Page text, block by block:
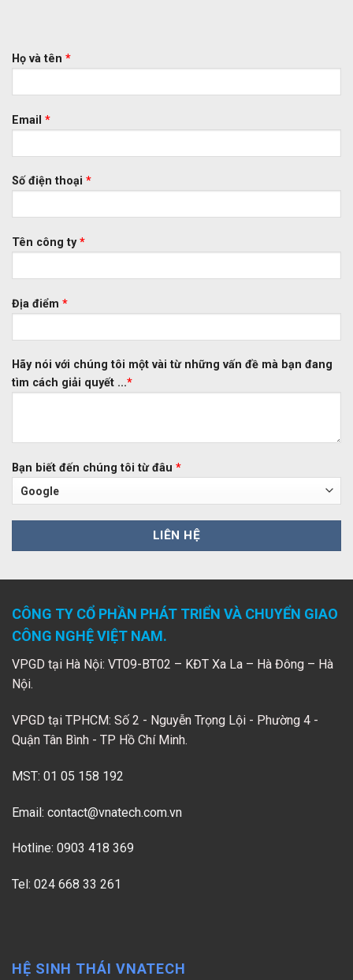
Họ và tên *
Email *
Số điện thoại *
Tên công ty*
Địa điểm *
Hãy nói với chúng tôi một vài từ những vấn đề mà bạn đang
tìm cách giải quyết ...*
Bạn biết đến chúng tôi từ đâu *
CÔNG TY CỔ PHẦN PHÁT TRIỂN VÀ CHUYỂN GIAO
CÔNG NGHỆ VIỆT NAM.
VPGD tại Hà Nội: VT09-BT02 – KĐT Xa La – Hà Đông – Hà
Nội.
VPGD tại TPHCM: Số 2 - Nguyễn Trọng Lội - Phường 4 -
Quận Tân Bình - TP Hồ Chí Minh.
MST: 01 05 158 192
Email: contact@vnatech.com.vn
Hotline: 0903 418 369
Tel: 024 668 33 261
HỆ SINH THÁI VNATECH